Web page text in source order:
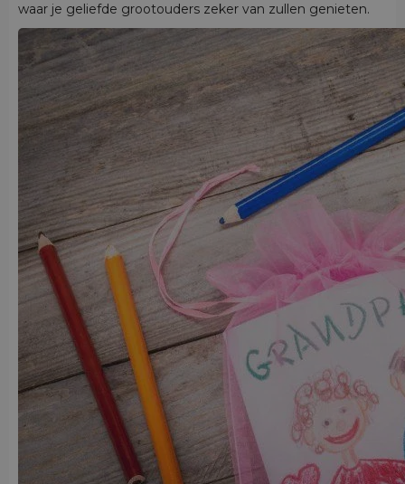
waar je geliefde grootouders zeker van zullen genieten.